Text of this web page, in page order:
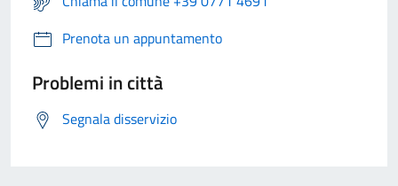
Prenota un appuntamento
Problemi in città
Segnala disservizio